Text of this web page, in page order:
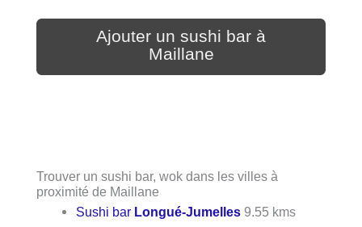
Ajouter un sushi bar à
Maillane
Trouver un sushi bar, wok dans les villes à
proximité de Maillane
Sushi bar Longué-Jumelles 9.55 kms